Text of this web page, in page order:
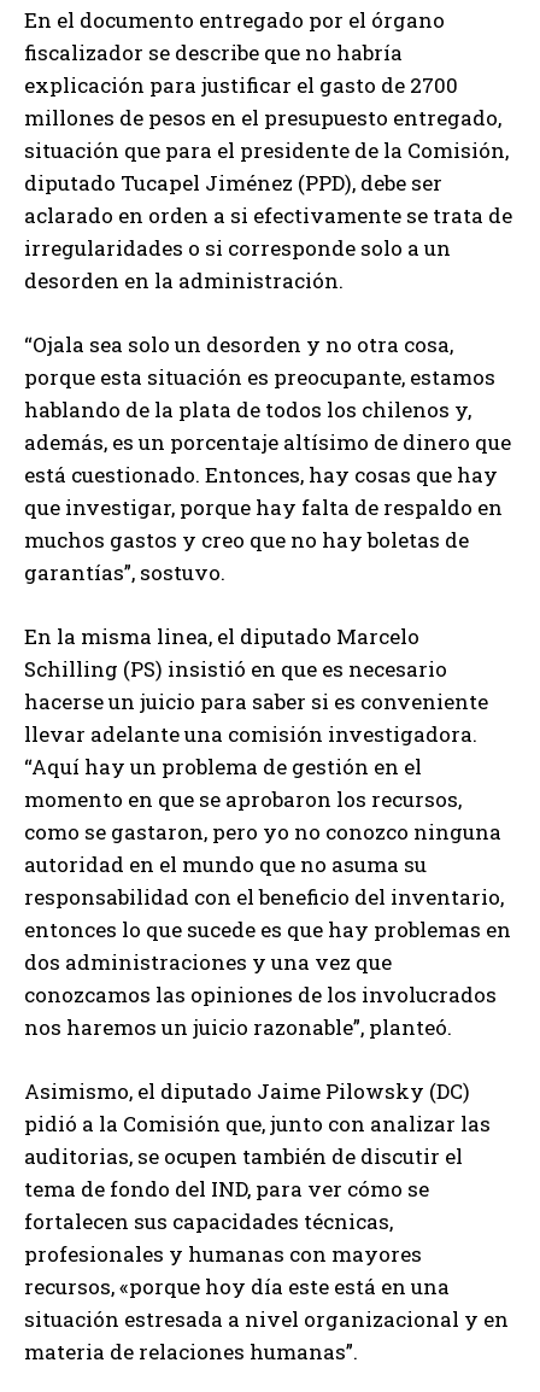
En el documento entregado por el órgano
fiscalizador se describe que no habría
explicación para justificar el gasto de 2700
millones de pesos en el presupuesto entregado,
situación que para el presidente de la Comisión,
diputado Tucapel Jiménez (PPD), debe ser
aclarado en orden a si efectivamente se trata de
irregularidades o si corresponde solo a un
desorden en la administración.
“Ojala sea solo un desorden y no otra cosa,
porque esta situación es preocupante, estamos
hablando de la plata de todos los chilenos y,
además, es un porcentaje altísimo de dinero que
está cuestionado. Entonces, hay cosas que hay
que investigar, porque hay falta de respaldo en
muchos gastos y creo que no hay boletas de
garantías”, sostuvo.
En la misma linea, el diputado Marcelo
Schilling (PS) insistió en que es necesario
hacerse un juicio para saber si es conveniente
llevar adelante una comisión investigadora.
“Aquí hay un problema de gestión en el
momento en que se aprobaron los recursos,
como se gastaron, pero yo no conozco ninguna
autoridad en el mundo que no asuma su
responsabilidad con el beneficio del inventario,
entonces lo que sucede es que hay problemas en
dos administraciones y una vez que
conozcamos las opiniones de los involucrados
nos haremos un juicio razonable”, planteó.
Asimismo, el diputado Jaime Pilowsky (DC)
pidió a la Comisión que, junto con analizar las
auditorias, se ocupen también de discutir el
tema de fondo del IND, para ver cómo se
fortalecen sus capacidades técnicas,
profesionales y humanas con mayores
recursos, «porque hoy día este está en una
situación estresada a nivel organizacional y en
materia de relaciones humanas”.